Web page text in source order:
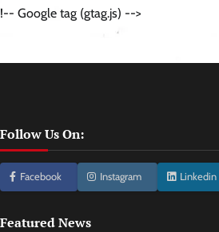
!-- Google tag (gtag.js) -->
Follow Us On:
Facebook Instagram Linkedin
Featured News